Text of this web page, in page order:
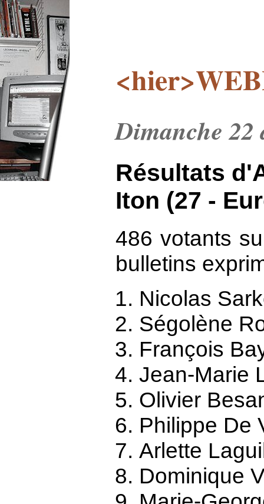
Dimanche
Résultats
Iton (27 -
486 votants
bulletins
Nicolas
Ségolène
François
Jean-Marie
Olivier
Philippe De
Arlette
Dominique